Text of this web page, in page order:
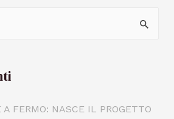
A FERMO: NASCE IL PROGETTO